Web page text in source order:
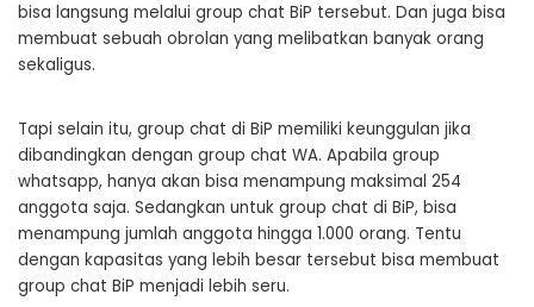
bisa langsung melalui group chat BiP tersebut. Dan juga bisa
membuat sebuah obrolan yang melibatkan banyak orang
sekaligus.
Tapi selain itu, group chat di BiP memiliki keunggulan jika
dibandingkan dengan group chat WA. Apabila group
whatsapp, hanya akan bisa menampung maksimal 254
anggota saja. Sedangkan untuk group chat di BiP, bisa
menampung jumlah anggota hingga 1.000 orang. Tentu
dengan kapasitas yang lebih besar tersebut bisa membuat
group chat BiP menjadi lebih seru.